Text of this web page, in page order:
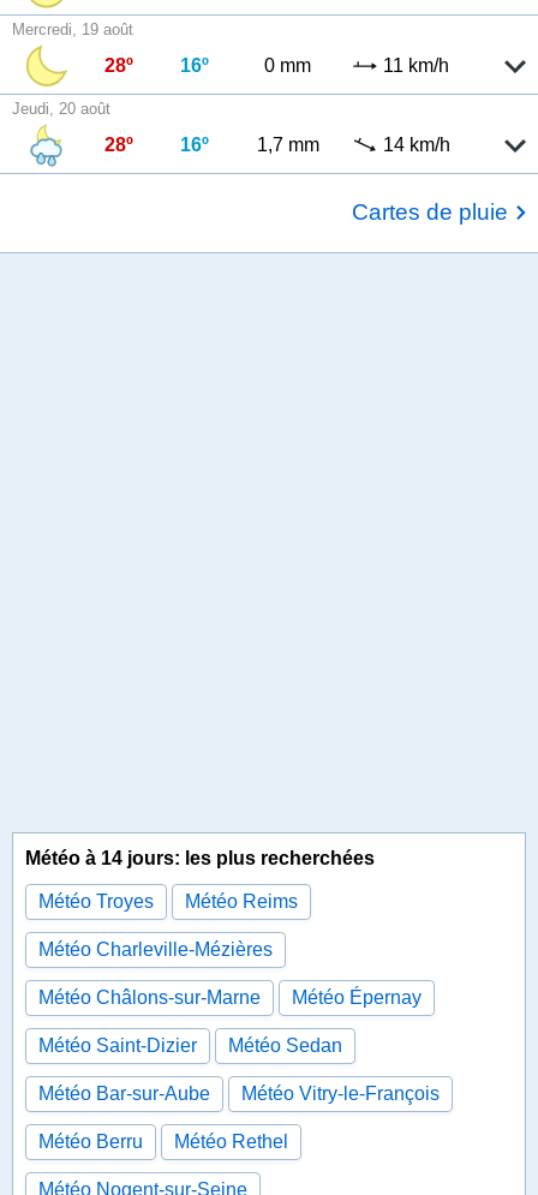
Mercredi, 19 août
28º 16º 0 mm 11 km/h
Jeudi, 20 août
28º 16º 1,7 mm 14 km/h
Cartes de pluie
Météo à 14 jours: les plus recherchées
Météo Troyes Météo Reims
Météo Charleville-Mézières
Météo Châlons-sur-Marne Météo Épernay
Météo Saint-Dizier Météo Sedan
Météo Bar-sur-Aube Météo Vitry-le-François
Météo Berru Météo Rethel
Météo Nogent-sur-Seine